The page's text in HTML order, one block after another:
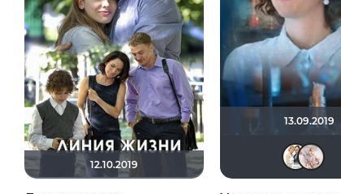
12.10.2019
13.09.2019